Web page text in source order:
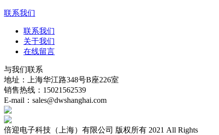
联系我们
联系我们
关于我们
在线留言
与我们联系
地址：上海华江路348号B座226室
销售热线：15021562539
E-mail：sales@dwshanghai.com
倍迎电子科技（上海）有限公司 版权所有 2021 All Rights